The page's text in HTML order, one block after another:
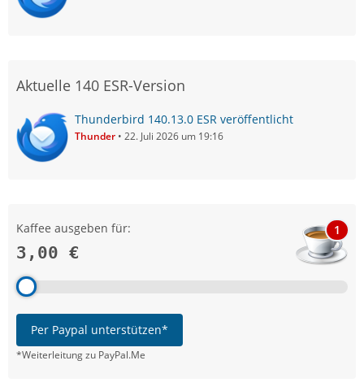
Aktuelle 140 ESR-Version
Thunderbird 140.13.0 ESR veröffentlicht
Thunder 22. Juli 2026 um 19:16
Kaffee ausgeben für:
3,00 €
1
Per Paypal unterstützen*
*Weiterleitung zu PayPal.Me